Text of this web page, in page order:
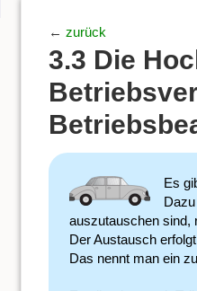
← zurück
3.3 Die
Es
auszutauschen sind,
Der Austausch
Das nennt man ein